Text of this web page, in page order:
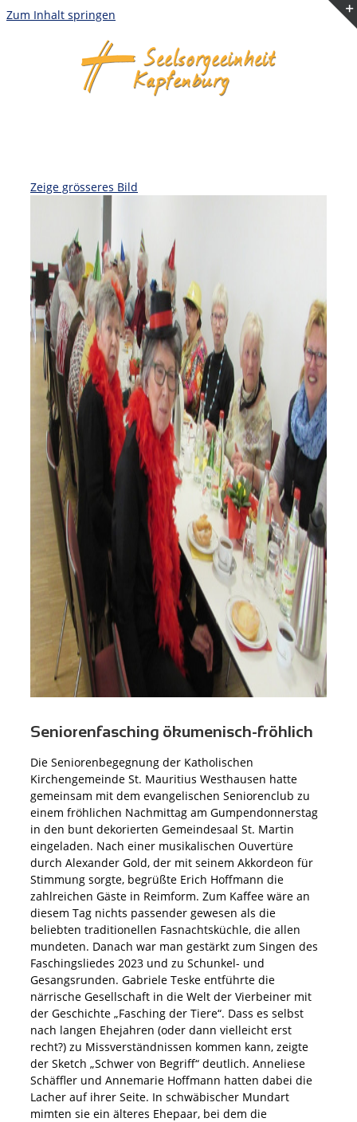
Zum Inhalt springen
Zeige grösseres Bild
Seniorenfasching ökumenisch-fröhlich
Die Seniorenbegegnung der Katholischen
Kirchengemeinde St. Mauritius Westhausen hatte
gemeinsam mit dem evangelischen Seniorenclub zu
einem fröhlichen Nachmittag am Gumpendonnerstag
in den bunt dekorierten Gemeindesaal St. Martin
eingeladen. Nach einer musikalischen Ouvertüre
durch Alexander Gold, der mit seinem Akkordeon für
Stimmung sorgte, begrüßte Erich Hoffmann die
zahlreichen Gäste in Reimform. Zum Kaffee wäre an
diesem Tag nichts passender gewesen als die
beliebten traditionellen Fasnachtsküchle, die allen
mundeten. Danach war man gestärkt zum Singen des
Faschingsliedes 2023 und zu Schunkel- und
Gesangsrunden. Gabriele Teske entführte die
närrische Gesellschaft in die Welt der Vierbeiner mit
der Geschichte „Fasching der Tiere“. Dass es selbst
nach langen Ehejahren (oder dann vielleicht erst
recht?) zu Missverständnissen kommen kann, zeigte
der Sketch „Schwer von Begriff“ deutlich. Anneliese
Schäffler und Annemarie Hoffmann hatten dabei die
Lacher auf ihrer Seite. In schwäbischer Mundart
mimten sie ein älteres Ehepaar, bei dem die